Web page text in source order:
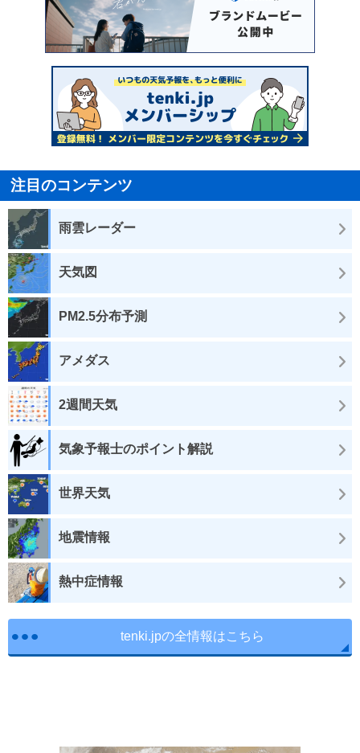
注目のコンテンツ
雨雲レーダー
天気図
PM2.5分布予測
アメダス
2週間天気
気象予報士のポイント解説
世界天気
地震情報
熱中症情報
tenki.jpの全情報はこちら